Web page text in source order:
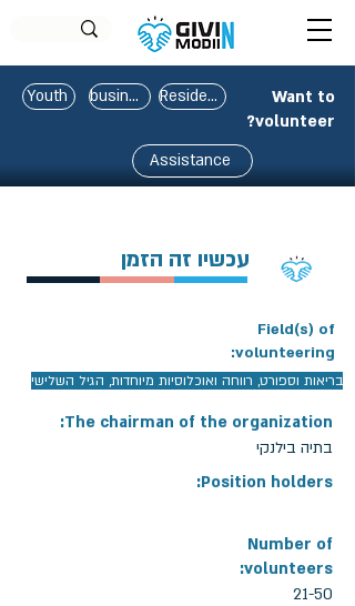
Youth business Residents
Want to
volunteer?
Assistance
עכשיו זה הזמן
Field(s) of
volunteering:
בריאות וספורט, רווחה ואוכלוסיות מיוחדות, הגיל השלישי
The chairman of the organization:
בתיה בילנקי
Position holders:
Number of
volunteers:
21-50